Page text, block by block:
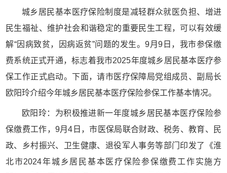
城乡居民基本医疗保险制度是减轻群众就医负担、增进
民生福祉、维护社会和谐稳定的重要民生工程，可以有效缓
解“因病致贫，因病返贫”问题的发生。9月9日，我市参保缴
费系统正式开通，标志着我市2025年度城乡居民基本医疗参
保工作正式启动。下面，请市医疗保障局党组成员、副局长
欧阳玲介绍今年城乡居民基本医疗保险参保工作基本情况。
欧阳玲：为积极推进新一年度城乡居民基本医疗保险参
保缴费工作，9月4日，市医保局联合财政、税务、教育、民
政、乡村振兴、卫生健康、退役军人事务等部门印发了《淮
北市2024年城乡居民基本医疗保险参保缴费工作实施方